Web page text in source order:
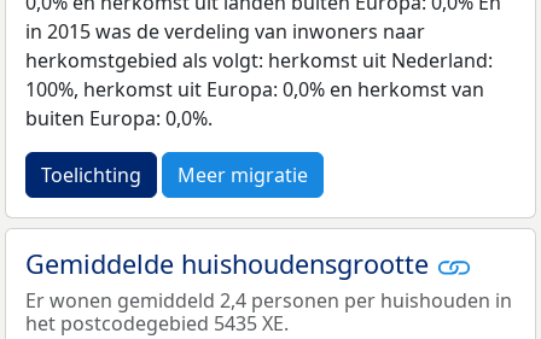
in 2015 was de verdeling van inwoners naar
herkomstgebied als volgt: herkomst uit Nederland:
100%, herkomst uit Europa: 0,0% en herkomst van
buiten Europa: 0,0%.
Toelichting Meer migratie
Gemiddelde huishoudensgrootte
Er wonen gemiddeld 2,4 personen per huishouden in
het postcodegebied 5435 XE.